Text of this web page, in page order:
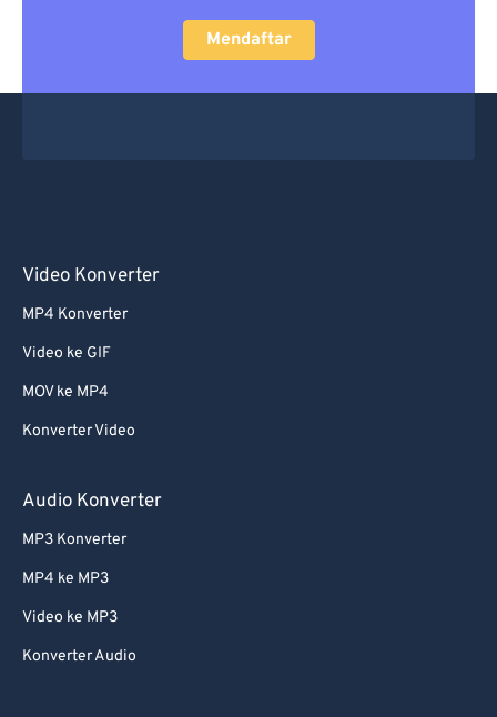
Mendaftar
Video Konverter
MP4 Konverter
Video ke GIF
MOV ke MP4
Konverter Video
Audio Konverter
MP3 Konverter
MP4 ke MP3
Video ke MP3
Konverter Audio